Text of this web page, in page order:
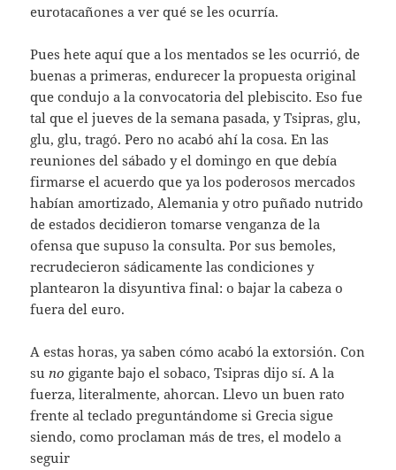
eurotacañones a ver qué se les ocurría.
Pues hete aquí que a los mentados se les ocurrió, de
buenas a primeras, endurecer la propuesta original
que condujo a la convocatoria del plebiscito. Eso fue
tal que el jueves de la semana pasada, y Tsipras, glu,
glu, glu, tragó. Pero no acabó ahí la cosa. En las
reuniones del sábado y el domingo en que debía
firmarse el acuerdo que ya los poderosos mercados
habían amortizado, Alemania y otro puñado nutrido
de estados decidieron tomarse venganza de la
ofensa que supuso la consulta. Por sus bemoles,
recrudecieron sádicamente las condiciones y
plantearon la disyuntiva final: o bajar la cabeza o
fuera del euro.
A estas horas, ya saben cómo acabó la extorsión. Con
su no gigante bajo el sobaco, Tsipras dijo sí. A la
fuerza, literalmente, ahorcan. Llevo un buen rato
frente al teclado preguntándome si Grecia sigue
siendo, como proclaman más de tres, el modelo a
seguir